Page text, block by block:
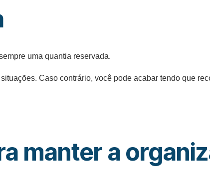
uma quantia reservada.
Caso contrário, você pode acabar tendo que
manter a